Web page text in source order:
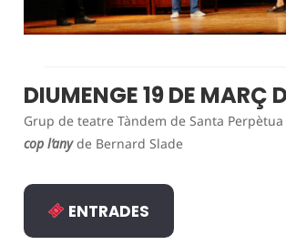
DIUMENGE 19 DE MARÇ
Grup de teatre Tàndem de Santa
cop l’anyde Bernard Slade
ENTRADES